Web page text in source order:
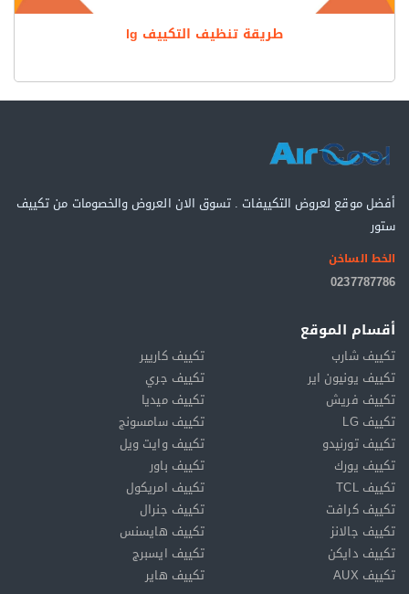
طريقة تنظيف التكييف lg
أفضل موقع لعروض التكييفات . تسوق الان العروض والخصومات من تكييف
ستور
الخط الساخن
0237787786
أقسام الموقع
تكييف شارب
تكييف كاريير
تكييف يونيون اير
تكييف جري
تكييف فريش
تكييف ميديا
تكييف LG
تكييف سامسونج
تكييف تورنيدو
تكييف وايت ويل
تكييف يورك
تكييف باور
تكييف TCL
تكييف امريكول
تكييف كرافت
تكييف جنرال
تكييف جالانز
تكييف هايسنس
تكييف دايكن
تكييف ايسبرج
تكييف AUX
تكييف هاير